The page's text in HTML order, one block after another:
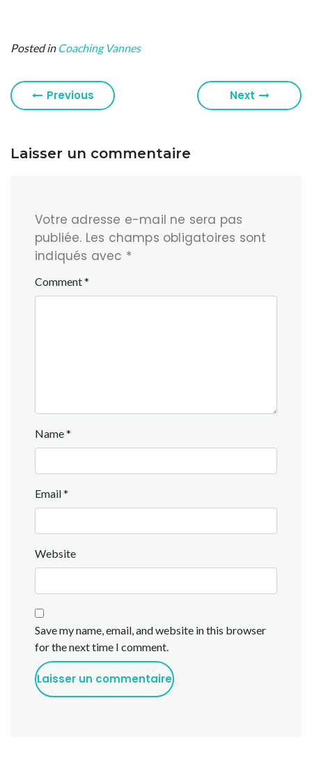
Posted in Coaching Vannes
Previous Next
Laisser un commentaire
Votre adresse e-mail ne sera pas
publiée. Les champs obligatoires sont
indiqués avec *
Comment*
Name*
Email*
Website
Save my name, email, and website in this browser
for the next time I comment.